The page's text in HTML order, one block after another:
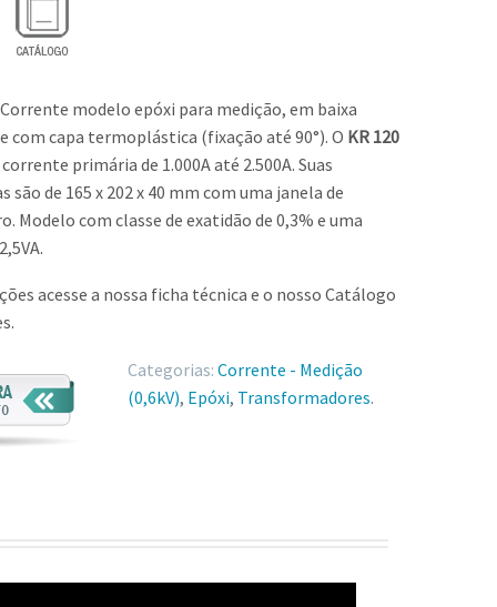
modelo epóxi para medição, em baixa
com capa termoplástica (fixação até 90°). O KR 120
primária de 1.000A até 2.500A. Suas
são de 165 x 202 x 40 mm com uma janela de
Modelo com classe de exatidão de 0,3% e uma
acesse a nossa ficha técnica e o nosso Catálogo
Categorias: Corrente - Medição
(0,6kV), Epóxi, Transformadores.